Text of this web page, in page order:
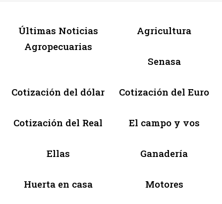
Últimas Noticias
Agropecuarias
Agricultura
Senasa
Cotización del dólar Cotización del Euro
Cotización del Real El campo y vos
Ellas Ganadería
Huerta en casa Motores